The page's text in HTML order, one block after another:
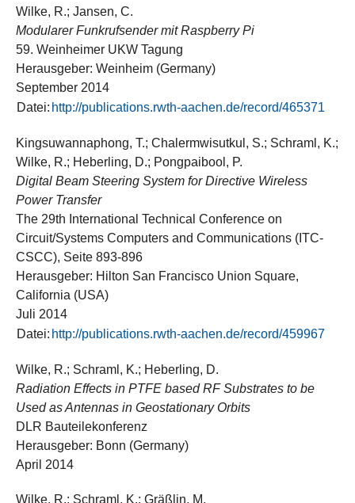
Wilke, R.; Jansen, C.
Modularer Funkrufsender mit Raspberry Pi
59. Weinheimer UKW Tagung
Herausgeber: Weinheim (Germany)
September 2014
Datei: http://publications.rwth-aachen.de/record/465371
Kingsuwannaphong, T.; Chalermwisutkul, S.; Schraml, K.;
Wilke, R.; Heberling, D.; Pongpaibool, P.
Digital Beam Steering System for Directive Wireless
Power Transfer
The 29th International Technical Conference on
Circuit/Systems Computers and Communications (ITC-
CSCC), Seite 893-896
Herausgeber: Hilton San Francisco Union Square,
California (USA)
Juli 2014
Datei: http://publications.rwth-aachen.de/record/459967
Wilke, R.; Schraml, K.; Heberling, D.
Radiation Effects in PTFE based RF Substrates to be
Used as Antennas in Geostationary Orbits
DLR Bauteilekonferenz
Herausgeber: Bonn (Germany)
April 2014
Wilke, R.; Schraml, K.; Gräßlin, M.